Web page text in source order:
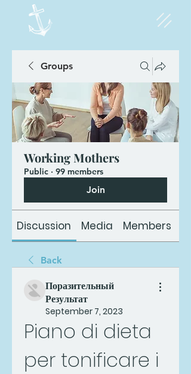
Groups
Working Mothers
Public · 99 members
Join
Discussion Media Members
Back
Поразительный
Результат
September 7, 2023
Piano di dieta
per tonificare i